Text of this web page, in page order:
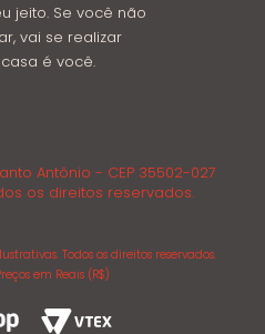
jeito. Se você não
vai se realizar
é você.
Antônio - CEP 35502-027
os direitos reservados.
Todos os direitos reservados.
em Reais (R$)